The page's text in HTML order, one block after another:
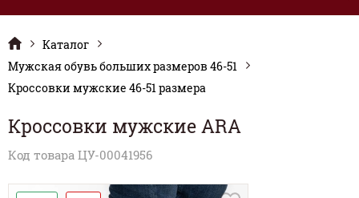
Каталог
Мужская обувь больших размеров 46-51
Кроссовки мужские 46-51 размера
Кроссовки мужские ARA
Код товара ЦУ-00041956